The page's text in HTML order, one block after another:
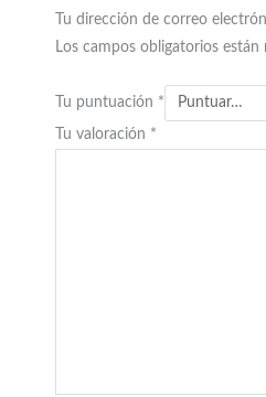
Tu dirección de correo
Los campos obligatorios están
Tu puntuación *
Tu valoración *